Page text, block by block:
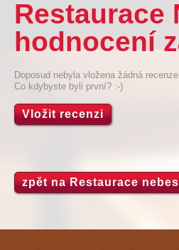
Restaurace
hodnocení
Doposud nebyla vložena žádná
Co kdybyste byli první? :-)
Vložit recenzi
zpět na Restaurace